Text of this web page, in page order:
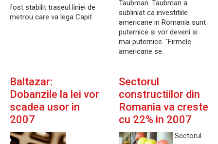
fost stabilit traseul liniei de
metrou care va lega Capit
Taubman. Taubman a
subliniat ca investitiile
americane in Romania sunt
puternice si vor deveni si
mai puternice. "Firmele
americane se
Baltazar:
Dobanzile la lei vor
scadea usor in
2007
Sectorul
constructiilor din
Romania va creste
cu 22% in 2007
Sectorul